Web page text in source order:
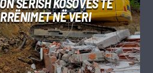
NË VERI